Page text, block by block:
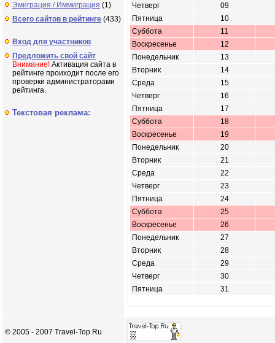
Эмиграция / Иммиграция (1)
Всего сайтов в рейтинге (433)
Вход для участников
Предложить свой сайт
Внимание! Активация сайта в
рейтинге проиходит после его
проверки администраторами
рейтинга.
Текстовая реклама:
Четверг
09
Пятница
10
Суббота
11
Воскресенье
12
Понедельник
13
Вторник
14
Среда
15
Четверг
16
Пятница
17
Суббота
18
Воскресенье
19
Понедельник
20
Вторник
21
Среда
22
Четверг
23
Пятница
24
Суббота
25
Воскресенье
26
Понедельник
27
Вторник
28
Среда
29
Четверг
30
Пятница
31
© 2005 - 2007 Travel-Top.Ru